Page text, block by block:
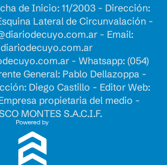
de Inicio: 11/2003 - Dirección:
Lateral de Circunvalación -
- Email:
- Whatsapp: (054)
General: Pablo Dellazoppa -
Diego Castillo - Editor Web:
propietaria del medio -
MONTES S.A.C.I.F.